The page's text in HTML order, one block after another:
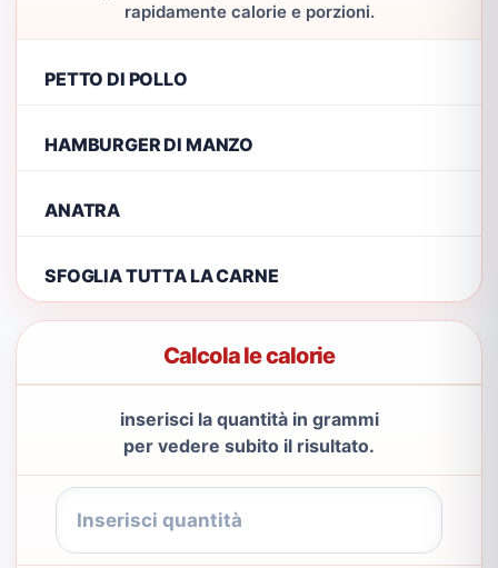
rapidamente calorie e porzioni.
PETTO DI POLLO
HAMBURGER DI MANZO
ANATRA
SFOGLIA TUTTA LA CARNE
Calcola le calorie
inserisci la quantità in grammi
per vedere subito il risultato.